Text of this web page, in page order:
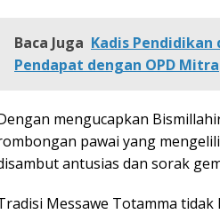
Baca Juga Kadis Pendidikan
Pendapat dengan OPD Mitra
mengucapkan
pawai yang
antusias dan sorak
Messawe Totamma